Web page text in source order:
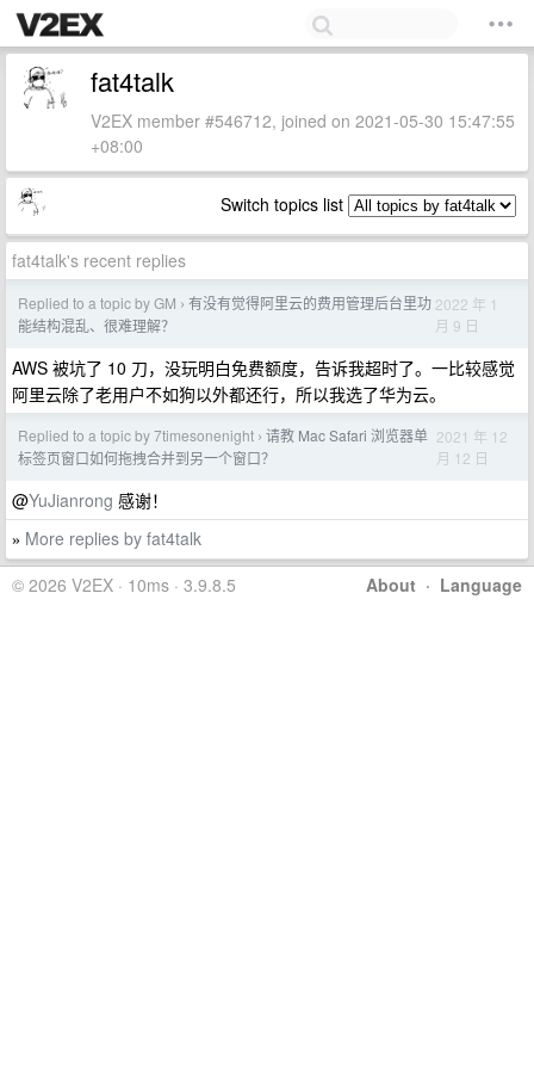
fat4talk
V2EX member #546712, joined on 2021-05-30 15:47:55
+08:00
Switch topics list
fat4talk's recent replies
Replied to a topic by GM › 有没有觉得阿里云的费用管理后台里功
能结构混乱、很难理解？
2022 年 1
月 9 日
AWS 被坑了 10 刀，没玩明白免费额度，告诉我超时了。一比较感觉
阿里云除了老用户不如狗以外都还行，所以我选了华为云。
Replied to a topic by 7timesonenight › 请教 Mac Safari 浏览器单
标签页窗口如何拖拽合并到另一个窗口？
2021 年 12
月 12 日
@YuJianrong 感谢！
» More replies by fat4talk
About · Language
© 2026 V2EX · 10ms · 3.9.8.5